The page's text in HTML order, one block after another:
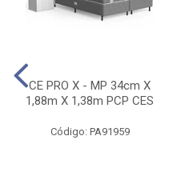
CE PRO X - MP 34cm X
1,88m X 1,38m PCP CES
Código: PA91959